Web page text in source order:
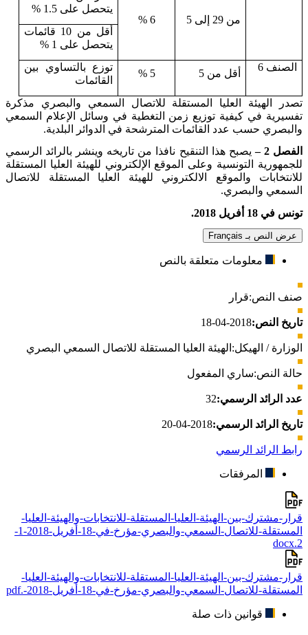
من 29 إلى 5 6 %
يتحصل على 1.5 %
أقل من 10 قائمات
يتحصل على 1 %
الصنف 6
أقل من 5 5 %
توزع بالتساوي بين
القائمات
تصدر الهيئة العليا المستقلة للاتصال السمعي والبصري مذكرة
تفسيرية في كيفية توزيع زمن التغطية في وسائل الإعلام السمعي
والبصري حسب عدد القائمات المترشحة في الدوائر البلدية.
الفصل 2 –
يصبح هذا التنقيح نافذا من تاريخه وينشر بالرائد الرسمي
للجمهورية التونسية وعلى الموقع الإلكتروني للهيئة العليا المستقلة
للانتخابات والموقع الالكتروني للهيئة العليا المستقلة للاتصال
السمعي والبصري.
تونس في 18 أفريل 2018.
عرض النص بـ Français
معلومات متعلقة بالنص
صنف النص:قرار
تاريخ النص:2018-04-18
الوزارة / الهيكل: الهيئة العليا المستقلة للاتصال السمعي البصري
حالة النص:ساري المفعول
عدد الرائد الرسمي:32
تاريخ الرائد الرسمي:2018-04-20
رابط الرائد الرسمي
المرفقات
قرار-مشترك-بين-الهيئة-العليا-المستقلة-للانتخابات-والهيئة-العليا-
المستقلة-للاتصال-السمعي-والبصري-مؤرخ-في-18-أفريل-2018-1-
2.docx
قرار-مشترك-بين-الهيئة-العليا-المستقلة-للانتخابات-والهيئة-العليا-
المستقلة-للاتصال-السمعي-والبصري-مؤرخ-في-18-أفريل-2018-.pdf
قوانين ذات صلة